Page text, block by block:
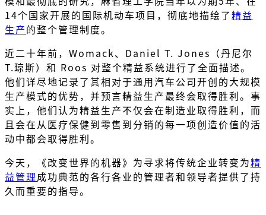
14个国家开展的国际机动车项目，彻底地描绘了精益
生产的整个管理制度。
近二十年前，Womack、Daniel T. Jones（丹尼尔
T.琼斯）和 Roos 对整个精益系统进行了全面描述。
他们详尽地记录了其相对于通用汽车公司开创的大规模
生产模式的优势，并预言精益生产最终会取得胜利。事
实上，他们认为精益生产不仅会在制造业取得胜利，而
且会在从医疗保健到零售到分销的每一项创造价值的活
动中都会取得胜利。
今天，《改变世界的机器》为寻求将传统企业转变为精
益管理成功典范的各行各业的管理者和领导者提供了持
久而重要的指导。